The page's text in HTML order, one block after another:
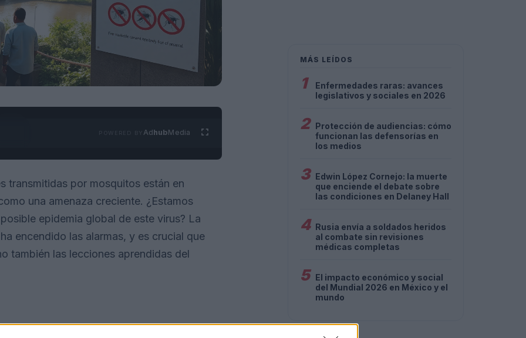
AdhubMedia
transmitidas por mosquitos están en
una amenaza creciente. ¿Estamos
epidemia global de este virus? La
encendido las alarmas, y es crucial que
también las lecciones aprendidas del
MÁS LEÍDOS
1
Enfermedades raras: avances
legislativos y sociales en 2026
2 Protección de audiencias: cómo
funcionan las defensorías en
los medios
3 Edwin López Cornejo: la muerte
que enciende el debate sobre
las condiciones en Delaney Hall
4 Rusia envía a soldados heridos
al combate sin revisiones
médicas completas
5 El impacto económico y social
del Mundial 2026 en México y el
mundo